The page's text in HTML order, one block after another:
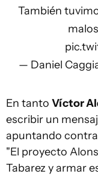
También
— Daniel
En tanto Víctor
escribir un
apuntando
"El proyecto
Tabarez y armar